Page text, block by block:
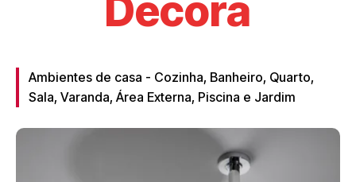
Decora
Ambientes de casa - Cozinha, Banheiro, Quarto,
Sala, Varanda, Área Externa, Piscina e Jardim